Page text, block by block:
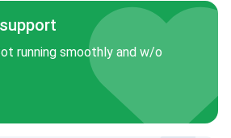
running smoothly and w/o